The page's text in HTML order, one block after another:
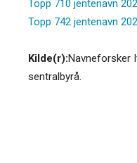
Topp 710 jentenavn
Topp 742 jentenavn
Kilde(r):Navneforsker
sentralbyrå.